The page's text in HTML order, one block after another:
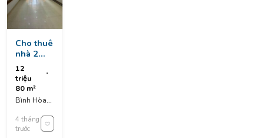
Cho thuê
nhà 2
tầng mặt
tiền bình
hoà -
khuê
trung
gần tt hội
chợ triễn
12
triệu
80 m²
Bình Hòa
Trung, Cẩm
Lệ, Da
4 tháng
trước